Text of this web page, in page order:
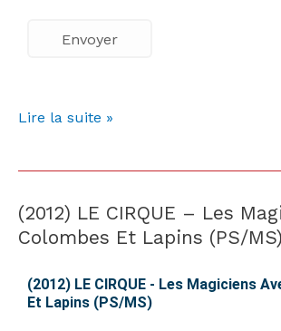
Lire la suite »
(2012) LE CIRQUE – Les
Colombes Et Lapins (PS/MS)
(2012) LE CIRQUE - Les Magiciens
Et Lapins (PS/MS)
(2012)
LE
Les